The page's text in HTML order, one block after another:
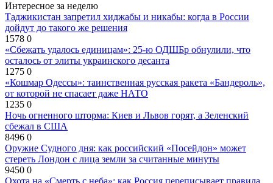
Интересное за неделю
Таджикистан запретил хиджабы и никабы: когда в России
дойдут до такого же решения
1578 0
«Сбежать удалось единицам»: 25-ю ОДШБр обнулили, что
осталось от элиты украинского десанта
1275 0
«Кошмар Одессы»: таинственная русская ракета «Бандероль»,
от которой не спасает даже НАТО
1235 0
Ночь огненного шторма: Киев и Львов горят, а Зеленский
сбежал в США
8496 0
Оружие Судного дня: как российский «Посейдон» может
стереть Лондон с лица земли за считанные минуты
9450 0